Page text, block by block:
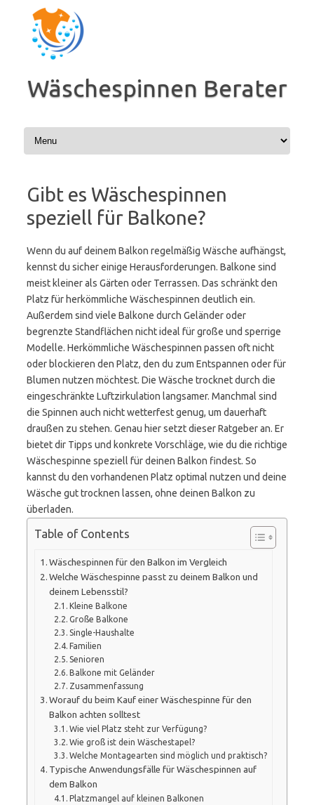
Inhalt
springen
Wäschespinnen Berater
Gibt es Wäschespinnen
speziell für Balkone?
Wenn du auf deinem Balkon regelmäßig Wäsche aufhängst,
kennst du sicher einige Herausforderungen. Balkone sind
meist kleiner als Gärten oder Terrassen. Das schränkt den
Platz für herkömmliche Wäschespinnen deutlich ein.
Außerdem sind viele Balkone durch Geländer oder
begrenzte Standflächen nicht ideal für große und sperrige
Modelle. Herkömmliche Wäschespinnen passen oft nicht
oder blockieren den Platz, den du zum Entspannen oder für
Blumen nutzen möchtest. Die Wäsche trocknet durch die
eingeschränkte Luftzirkulation langsamer. Manchmal sind
die Spinnen auch nicht wetterfest genug, um dauerhaft
draußen zu stehen. Genau hier setzt dieser Ratgeber an. Er
bietet dir Tipps und konkrete Vorschläge, wie du die richtige
Wäschespinne speziell für deinen Balkon findest. So
kannst du den vorhandenen Platz optimal nutzen und deine
Wäsche gut trocknen lassen, ohne deinen Balkon zu
überladen.
Table of Contents
Wäschespinnen für den Balkon im Vergleich
Welche Wäschespinne passt zu deinem Balkon und
deinem Lebensstil?
Kleine Balkone
Große Balkone
Single-Haushalte
Familien
Senioren
Balkone mit Geländer
Zusammenfassung
Worauf du beim Kauf einer Wäschespinne für den
Balkon achten solltest
Wie viel Platz steht zur Verfügung?
Wie groß ist dein Wäschestapel?
Welche Montagearten sind möglich und praktisch?
Typische Anwendungsfälle für Wäschespinnen auf
dem Balkon
Platzmangel auf kleinen Balkonen